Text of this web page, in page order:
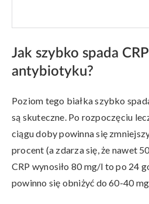
Jak szybko spada
antybiotyku?
Poziom tego białka szybko
są skuteczne. Po rozpoczęciu
ciągu doby powinna się
procent (a zdarza się, że nawet
CRP wynosiło 80 mg/l to po 24
powinno się obniżyć do 60-40